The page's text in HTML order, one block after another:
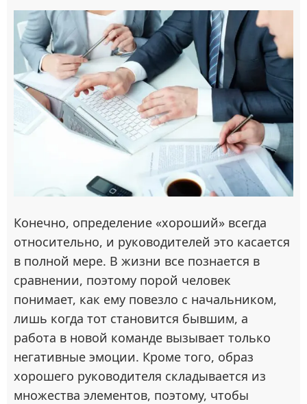
Конечно, определение «хороший» всегда
относительно, и руководителей это касается
в полной мере. В жизни все познается в
сравнении, поэтому порой человек
понимает, как ему повезло с начальником,
лишь когда тот становится бывшим, а
работа в новой команде вызывает только
негативные эмоции. Кроме того, образ
хорошего руководителя складывается из
множества элементов, поэтому, чтобы